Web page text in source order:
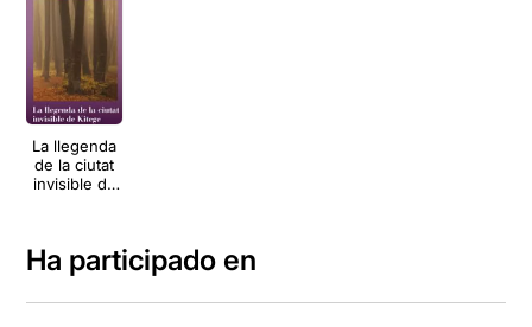
La llegenda
de la ciutat
invisible de
Ha participado en